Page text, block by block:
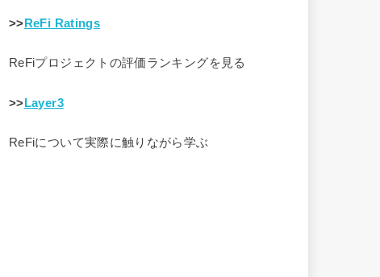
>> ReFi Ratings
ReFiプロジェクトの評価ランキングを見る
>>Layer3
ReFiについて実際に触りながら学ぶ